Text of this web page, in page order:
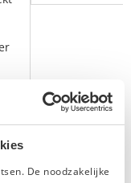
De noodzakelijke